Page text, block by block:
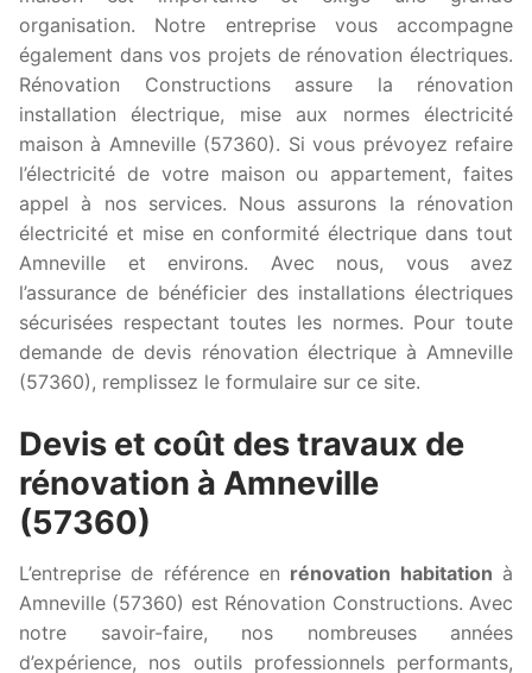
organisation. Notre entreprise vous accompagne
également dans vos projets de rénovation électriques.
Rénovation Constructions assure la rénovation
installation électrique, mise aux normes électricité
maison à Amneville (57360). Si vous prévoyez refaire
l’électricité de votre maison ou appartement, faites
appel à nos services. Nous assurons la rénovation
électricité et mise en conformité électrique dans tout
Amneville et environs. Avec nous, vous avez
l’assurance de bénéficier des installations électriques
sécurisées respectant toutes les normes. Pour toute
demande de devis rénovation électrique à Amneville
(57360), remplissez le formulaire sur ce site.
Devis et coût des travaux de
rénovation à Amneville
(57360)
L’entreprise de référence en rénovation habitation à
Amneville (57360) est Rénovation Constructions. Avec
notre savoir-faire, nos nombreuses années
d’expérience, nos outils professionnels performants,